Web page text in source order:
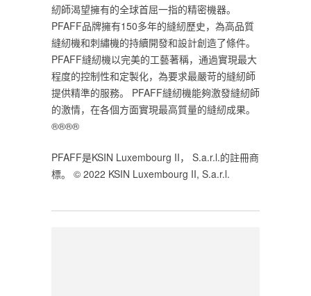
紉師渴望擁有的全球首屈一指的精密機器。
PFAFF品牌擁有150多年的縫紉歷史，為高品質
縫紉機和刺繡機的持續開發和設計創造了條件。
PFAFF縫紉機以完美的工藝著稱，通過實現最大
程度的控制性和定製化，為要求最嚴苛的縫紉師
提供精準的服務。 PFAFF縫紉機能夠激發縫紉師
的激情，在各個方面實現最高質量的縫紉成果。
®®®®
PFAFF是KSIN Luxembourg II， S.a.r.l.的註冊商
標。 © 2022 KSIN Luxembourg II, S.a.r.l.